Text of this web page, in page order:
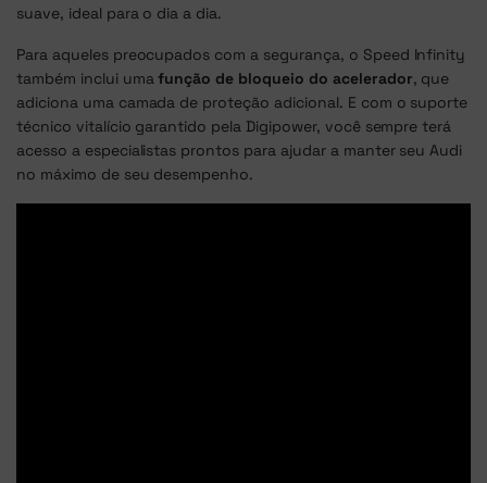
suave, ideal para o dia a dia.
Para aqueles preocupados com a segurança, o Speed Infinity
também inclui umafunção de bloqueio do acelerador, que
adiciona uma camada de proteção adicional. E com o suporte
técnico vitalício garantido pela Digipower, você sempre terá
acesso a especialistas prontos para ajudar a manter seu Audi
no máximo de seu desempenho.